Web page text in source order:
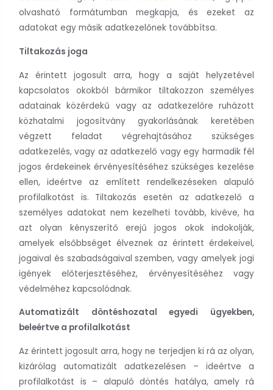
olvasható formátumban megkapja, és ezeket az
adatokat egy másik adatkezelőnek továbbítsa.
Tiltakozás joga
Az érintett jogosult arra, hogy a saját helyzetével
kapcsolatos okokból bármikor tiltakozzon személyes
adatainak közérdekű vagy az adatkezelőre ruházott
közhatalmi jogosítvány gyakorlásának keretében
végzett feladat végrehajtásához szükséges
adatkezelés, vagy az adatkezelő vagy egy harmadik fél
jogos érdekeinek érvényesítéséhez szükséges kezelése
ellen, ideértve az említett rendelkezéseken alapuló
profilalkotást is. Tiltakozás esetén az adatkezelő a
személyes adatokat nem kezelheti tovább, kivéve, ha
azt olyan kényszerítő erejű jogos okok indokolják,
amelyek elsőbbséget élveznek az érintett érdekeivel,
jogaival és szabadságaival szemben, vagy amelyek jogi
igények előterjesztéséhez, érvényesítéséhez vagy
védelméhez kapcsolódnak.
Automatizált döntéshozatal egyedi ügyekben,
beleértve a profilalkotást
Az érintett jogosult arra, hogy ne terjedjen ki rá az olyan,
kizárólag automatizált adatkezelésen – ideértve a
profilalkotást is – alapuló döntés hatálya, amely rá